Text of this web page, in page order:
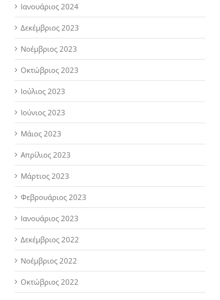
Ιανουάριος 2024
Δεκέμβριος 2023
Νοέμβριος 2023
Οκτώβριος 2023
Ιούλιος 2023
Ιούνιος 2023
Μάιος 2023
Απρίλιος 2023
Μάρτιος 2023
Φεβρουάριος 2023
Ιανουάριος 2023
Δεκέμβριος 2022
Νοέμβριος 2022
Οκτώβριος 2022